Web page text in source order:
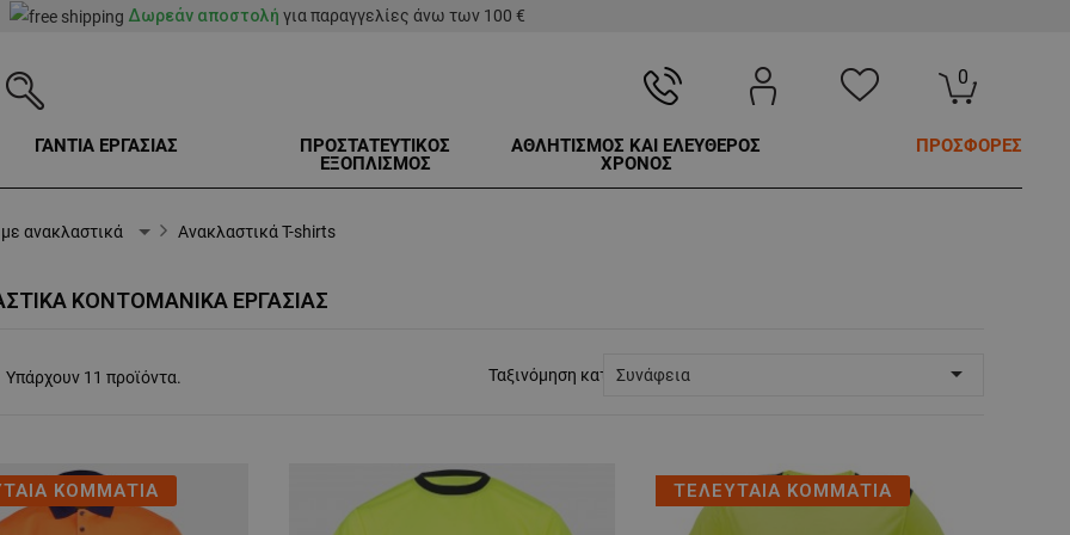
Δωρεάν αποστολή για παραγγελίες άνω των 100 €
0
ΓΑΝΤΙΑ ΕΡΓΑΣΙΑΣ
ΠΡΟΣΤΑΤΕΥΤΙΚΟΣ
ΕΞΟΠΛΙΣΜΟΣ
ΑΘΛΗΤΙΣΜΟΣ ΚΑΙ ΕΛΕΥΘΕΡΟΣ
ΧΡΟΝΟΣ
ΠΡΟΣΦΟΡΕΣ
ανακλαστικά Ανακλαστικά T-shirts
ΚΟΝΤΟΜΆΝΙΚΑ ΕΡΓΑΣΊΑΣ
Υπάρχουν 11 προϊόντα. Ταξινόμηση κατά:Συνάφεια 
ΚΟΜΜΑΤΙΑ ΤΕΛΕΥΤΑΙΑ ΚΟΜΜΑΤΙΑ